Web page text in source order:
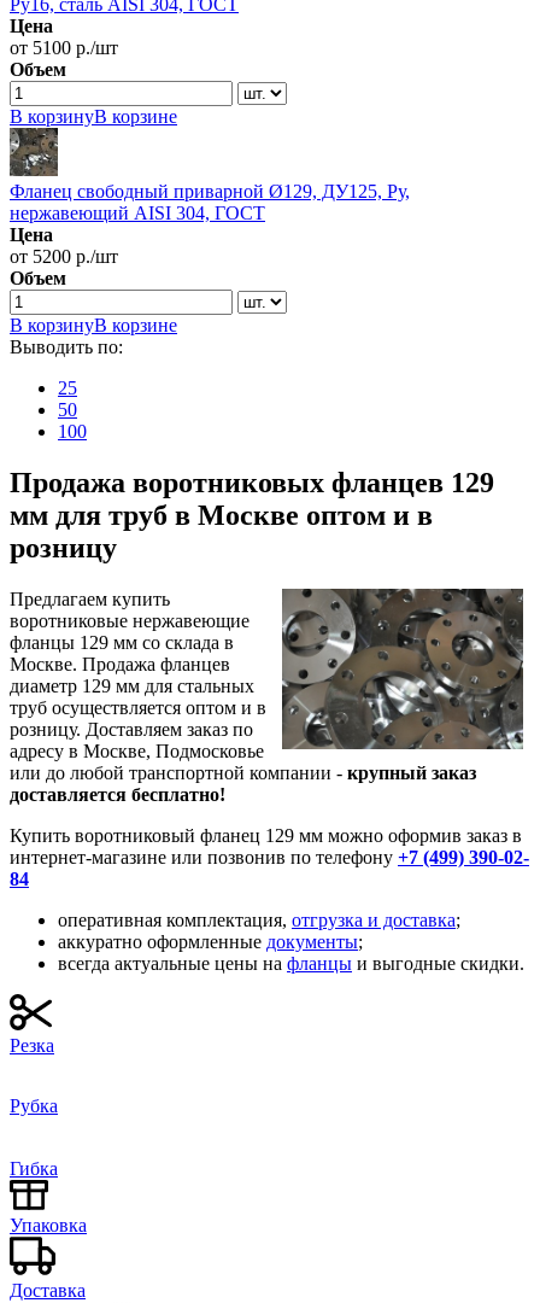
Цена
от 5100 р./шт
Объем
В корзинуВ корзине
Фланец свободный приварной Ø129, ДУ125, Ру,
нержавеющий AISI 304, ГОСТ
Цена
от 5200 р./шт
Объем
В корзинуВ корзине
Выводить по:
25
50
100
Продажа воротниковых фланцев 129
мм для труб в Москве оптом и в
розницу
Предлагаем купить
воротниковые нержавеющие
фланцы 129 мм со склада в
Москве. Продажа фланцев
диаметр 129 мм для стальных
труб осуществляется оптом и в
розницу. Доставляем заказ по
адресу в Москве, Подмосковье
или до любой транспортной компании - крупный заказ
доставляется бесплатно!
Купить воротниковый фланец 129 мм можно оформив заказ в
интернет-магазине или позвонив по телефону +7 (499) 390-02-
84
оперативная комплектация, отгрузка и доставка;
аккуратно оформленные документы;
всегда актуальные цены на фланцы и выгодные скидки.
Резка
Рубка
Гибка
Упаковка
Доставка